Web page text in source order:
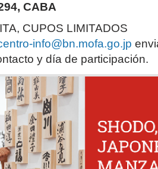
CABA
CUPOS LIMITADOS
info@bn.mofa.go.jp
y día de participación.